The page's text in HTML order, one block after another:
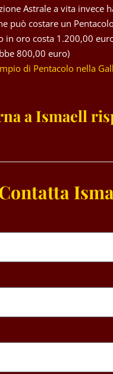
Astrale a vita invece
può costare un
in oro costa 1.200,00
800,00 euro)
di Pentacolo nella
a Ismaell